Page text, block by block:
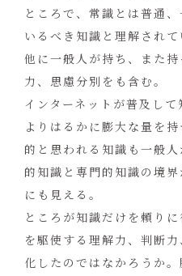
ところで、常識とは普通
いるべき知識と理解され
他に一般人が持ち、また
力、思慮分別をも含む。
インターネットが普及し
よりはるかに膨大な量を
的と思われる知識も一般
的知識と専門的知識の境
にも見える。
ところが知識だけを頼り
を駆使する理解力、判断
化したのではなかろうか